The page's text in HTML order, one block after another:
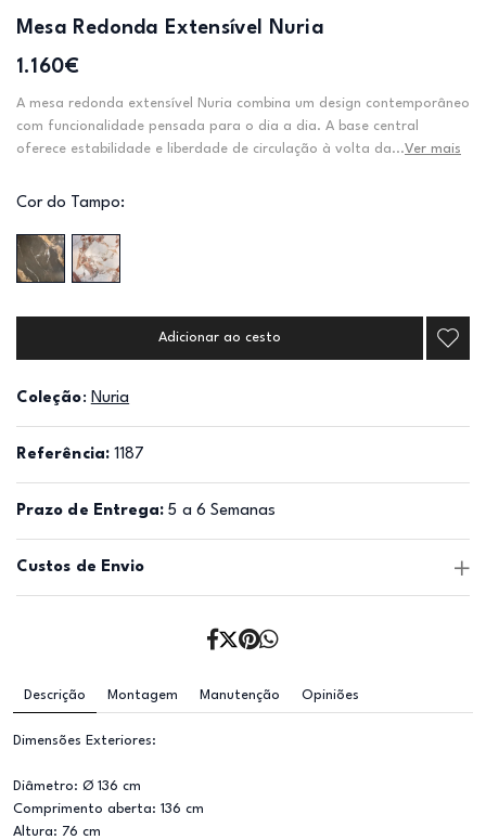
Mesa Redonda Extensível Nuria
1.160€
A mesa redonda extensível Nuria combina um design contemporâneo
com funcionalidade pensada para o dia a dia. A base central
oferece estabilidade e liberdade de circulação à volta da...Ver mais
Cor do Tampo:
Adicionar ao cesto
Coleção: Nuria
Referência: 1187
Prazo de Entrega: 5 a 6 Semanas
Custos de Envio
Descrição Montagem Manutenção Opiniões
Dimensões Exteriores:
Diâmetro: Ø 136 cm
Comprimento aberta: 136 cm
Altura: 76 cm